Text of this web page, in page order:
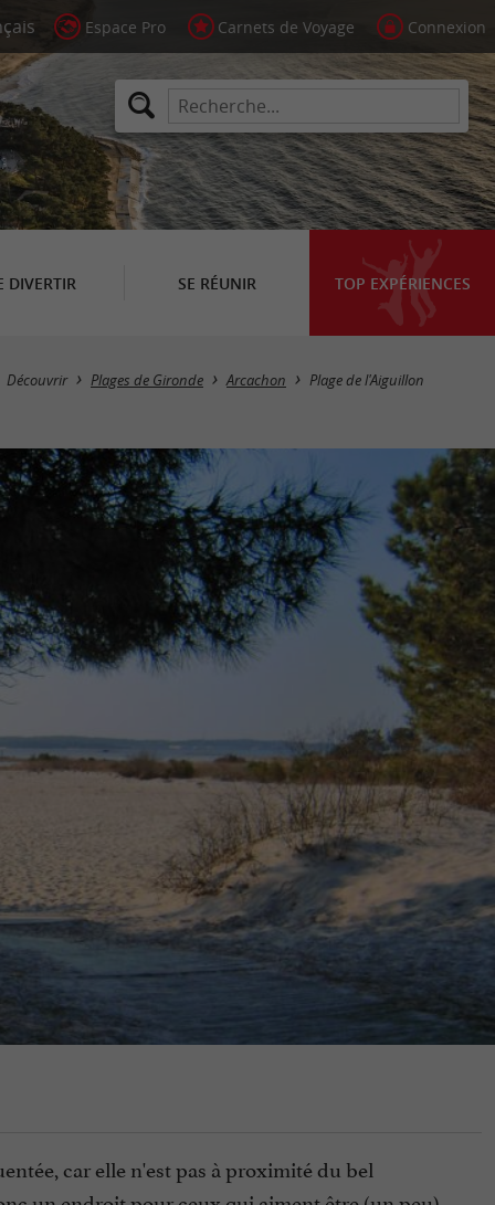
Espace Pro Carnets de Voyage Connexion
DIVERTIR SE RÉUNIR TOP EXPÉRIENCES
Découvrir Plages de Gironde Arcachon Plage de l'Aiguillon
car elle n'est pas à proximité du bel